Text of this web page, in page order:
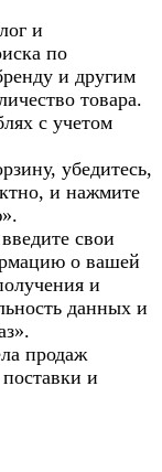
и
по
и другим
товара.
с учетом
убедитесь,
и нажмите
свои
о вашей
и
данных и
продаж
и